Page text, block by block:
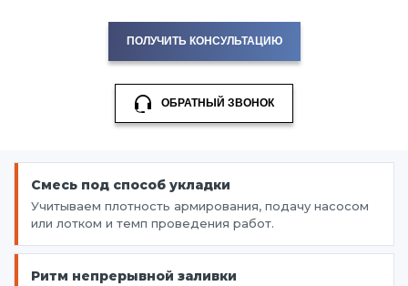
ПОЛУЧИТЬ КОНСУЛЬТАЦИЮ
ОБРАТНЫЙ ЗВОНОК
Смесь под способ укладки
Учитываем плотность армирования, подачу насосом
или лотком и темп проведения работ.
Ритм непрерывной заливки